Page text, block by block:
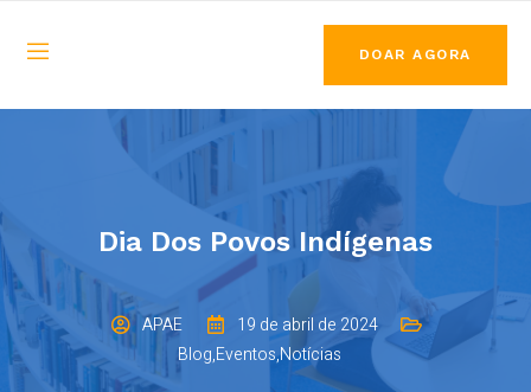
DOAR AGORA
Dia Dos Povos Indígenas
APAE
19 de abril de 2024
Blog,Eventos,Notícias